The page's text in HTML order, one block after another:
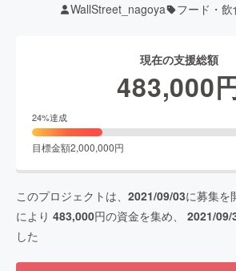
WallStreet_nagoya フード・飲
現在の支援総額
483,000
24%達成
目標金額2,000,000円
このプロジェクトは、 2021/09/03に募集を
により 483,000円の資金を集め、 2021/09/
した